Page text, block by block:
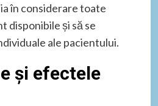
în considerare toate
disponibile și să se
ale pacientului.
și efectele